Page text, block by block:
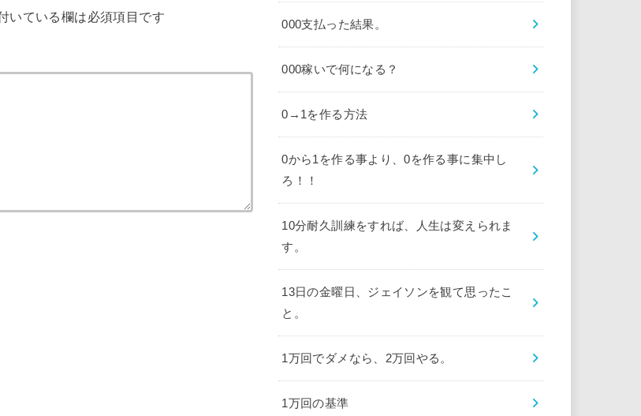
いている欄は必須項目です
000支払った結果。
000稼いで何になる？
0→1を作る方法
0から1を作る事より、0を作る事に集中し
ろ！！
10分耐久訓練をすれば、人生は変えられま
す。
13日の金曜日、ジェイソンを観て思ったこ
と。
1万回でダメなら、2万回やる。
1万回の基準